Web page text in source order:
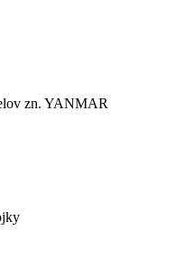
zn. YANMAR